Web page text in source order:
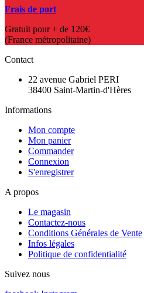
Frais de port
Gratuit pour + de 120€
(France métropolitaine)
Contact
22 avenue Gabriel PERI
38400 Saint-Martin-d'Hères
Informations
Mon compte
Mon panier
Commander
Connexion
S'enregistrer
A propos
Le magasin
Contactez-nous
Conditions Générales de Vente
Infos légales
Politique de confidentialité
Suivez nous